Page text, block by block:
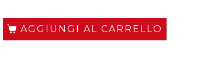
AGGIUNGI AL CARRELLO